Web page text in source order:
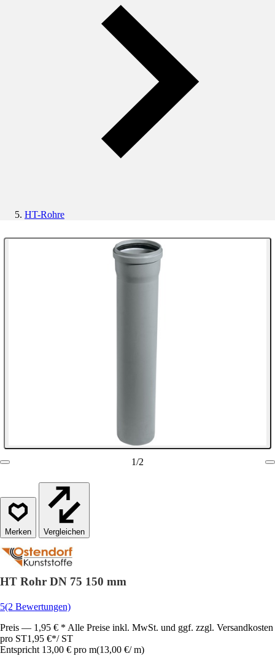
HT-Rohre
1/2
Vergleichen
HT Rohr DN 75 150 mm
5(2 Bewertungen)
Preis — 1,95 € * Alle Preise inkl. MwSt. und ggf. zzgl. Versandkosten
pro ST1,95 €*/ ST
Entspricht 13,00 € pro m(13,00 €/ m)